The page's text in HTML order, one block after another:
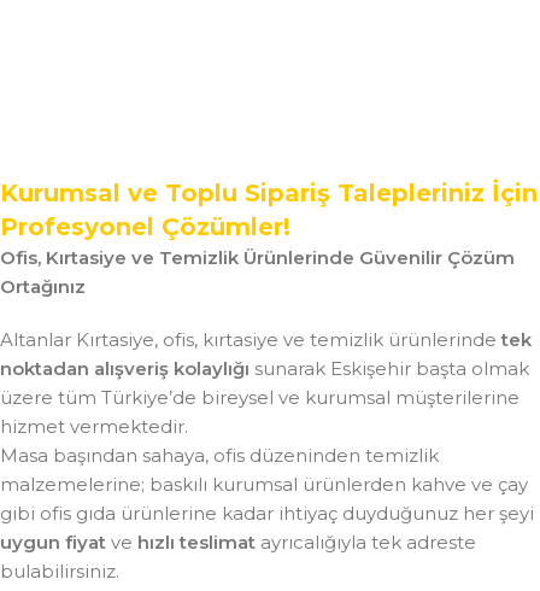
Kurumsal ve Toplu Sipariş Talepleriniz İçin
Profesyonel Çözümler!
Ofis, Kırtasiye ve Temizlik Ürünlerinde Güvenilir Çözüm
Ortağınız
Altanlar Kırtasiye, ofis, kırtasiye ve temizlik ürünlerindetek
noktadan alışveriş kolaylığı sunarak Eskişehir başta olmak
üzere tüm Türkiye’de bireysel ve kurumsal müşterilerine
hizmet vermektedir.
Masa başından sahaya, ofis düzeninden temizlik
malzemelerine; baskılı kurumsal ürünlerden kahve ve çay
gibi ofis gıda ürünlerine kadar ihtiyaç duyduğunuz her şeyi
uygun fiyat ve hızlı teslimat ayrıcalığıyla tek adreste
bulabilirsiniz.